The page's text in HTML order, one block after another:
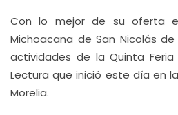
Con lo mejor de su oferta
Michoacana de San Nicolás
actividades de la Quinta
Lectura que inició este día en
Morelia.